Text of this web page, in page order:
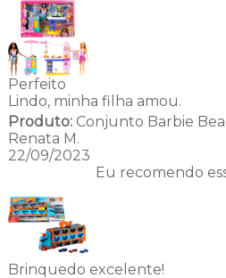
Perfeito
Lindo, minha filha amou.
Produto:Conjunto Barbie
Renata M.
22/09/2023
Eu recomendo
Brinquedo excelente!